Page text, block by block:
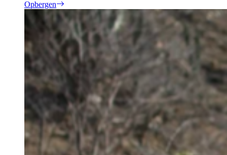
Opbergen